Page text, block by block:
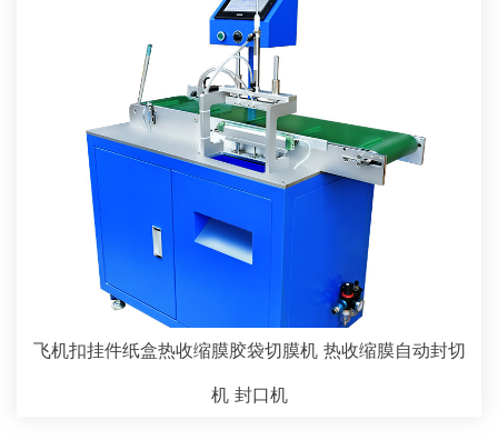
飞机扣挂件纸盒热收缩膜胶袋切膜机 热收缩膜自动封切
机 封口机